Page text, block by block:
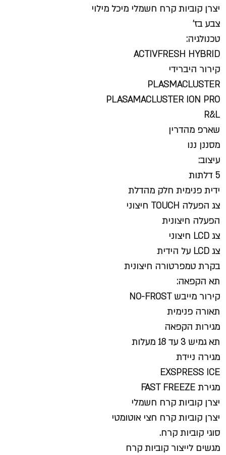
יצרן קוביות קרח חשמלי מיכל מילוי
צבע בז'
טכנולגיה:
ACTIVFRESH HYBRID
קירור היברידי
PLASMACLUSTER
PLASAMACLUSTER ION PRO
R&L
שארפ מהדרין
מסננן ננו
עיצוב:
5 דלתות
ידית פנימית חלק מהדלת
צג הפעלה TOUCH חיצוני
הפעלה חיצונית
צג LCD חיצוני
צג LCD על הידית
בקרת טמפרטורה חיצונית
תא הקפאה:
קירור מייבש NO-FROST
תאורה פנימית
מגירות הקפאה
תא גמיש 3 עד 18 מעלות
מגירה ניידת
EXSPRESS ICE
מגירת FAST FREEZE
יצרן קוביות קרח חשמלי
יצרן קוביות קרח חצי אוטומטי
סוגי קוביות קרח.
מגשים לייצור קוביות קרח